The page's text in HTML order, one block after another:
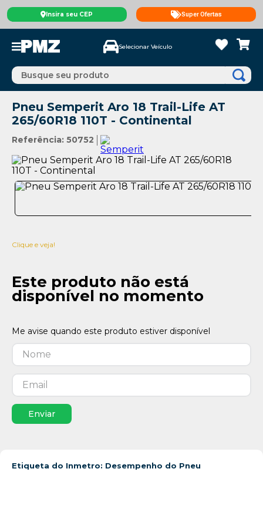
Insira seu CEP Super Ofertas
Selecionar Veículo
Busque seu produto
Pneu Semperit Aro 18 Trail-Life AT
265/60R18 110T - Continental
Referência: 50752
Clique e veja!
Este produto não está
disponível no momento
Enviar
Etiqueta do Inmetro: Desempenho do Pneu